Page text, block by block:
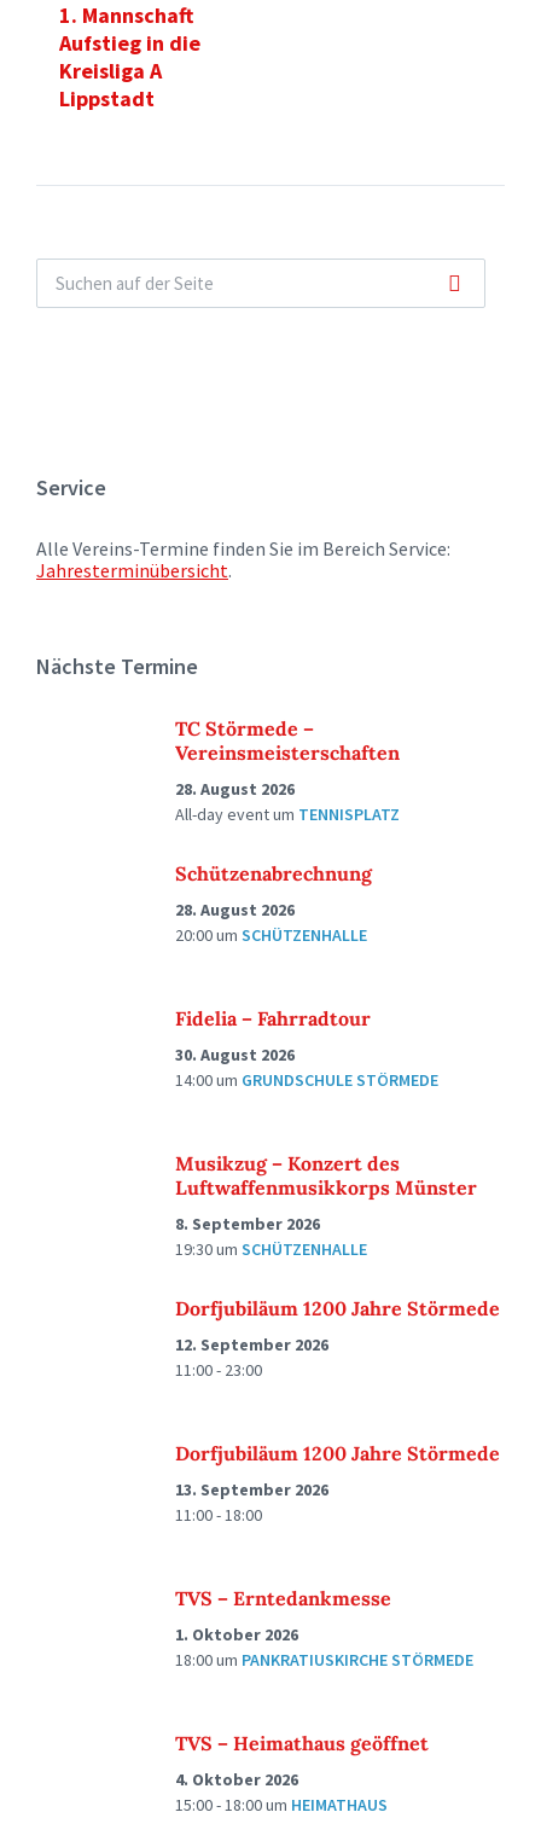
1. Mannschaft
Aufstieg in die
Kreisliga A
Lippstadt
Service
Alle Vereins-Termine finden Sie im Bereich Service:
Jahresterminübersicht.
Nächste Termine
TC Störmede –
Vereinsmeisterschaften
28. August 2026
All-day eventum TENNISPLATZ
Schützenabrechnung
28. August 2026
20:00um SCHÜTZENHALLE
Fidelia – Fahrradtour
30. August 2026
14:00um GRUNDSCHULE STÖRMEDE
Musikzug – Konzert des
Luftwaffenmusikkorps Münster
8. September 2026
19:30um SCHÜTZENHALLE
Dorfjubiläum 1200 Jahre Störmede
12. September 2026
11:00 - 23:00
Dorfjubiläum 1200 Jahre Störmede
13. September 2026
11:00 - 18:00
TVS – Erntedankmesse
1. Oktober 2026
18:00um PANKRATIUSKIRCHE STÖRMEDE
TVS – Heimathaus geöffnet
4. Oktober 2026
15:00 - 18:00um HEIMATHAUS